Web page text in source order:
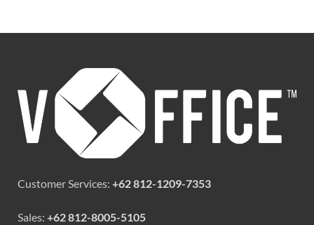
Customer Services: +62 812-1209-7353
Sales: +62 812-8005-5105